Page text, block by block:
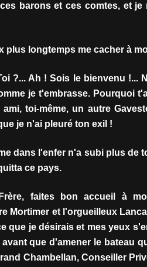
barons et ces comtes, et
plus longtemps me cacher à
?... Ah ! Sois le bienvenu !...
je t'embrasse. Pourquoi
toi-même, un autre
je n'ai pleuré ton exil !
dans l'enfer n'a subi plus de
ce pays.
faites bon accueil à
Mortimer et l'orgueilleux
que je désirais et mes yeux
que d'amener le bateau
Chambellan, Conseiller